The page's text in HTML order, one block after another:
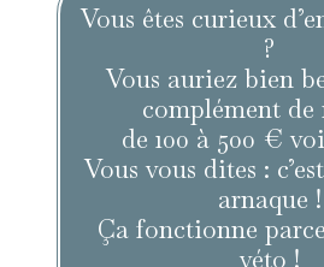
Vous êtes curieux
?
Vous auriez bien
complément de
de 100 à 500 €
Vous vous dites :
arnaque !
Ça fonctionne
véto !